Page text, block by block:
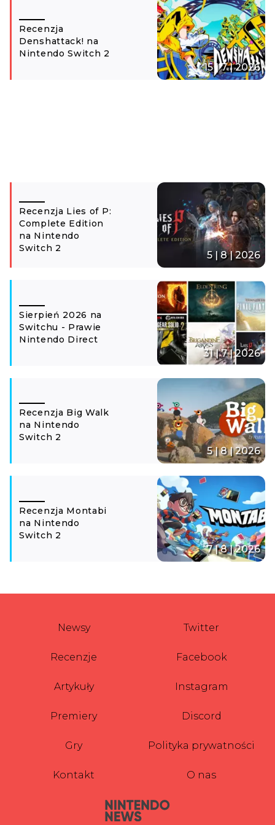
Recenzja
Denshattack! na
Nintendo Switch 2
15 | 7 | 2026
Recenzja Lies of P:
Complete Edition
na Nintendo
Switch 2
5 | 8 | 2026
Sierpień 2026 na
Switchu - Prawie
Nintendo Direct
31 | 7 | 2026
Recenzja Big Walk
na Nintendo
Switch 2
5 | 8 | 2026
Recenzja Montabi
na Nintendo
Switch 2
7 | 8 | 2026
Newsy
Recenzje
Artykuły
Premiery
Gry
Kontakt
Twitter
Facebook
Instagram
Discord
Polityka prywatności
O nas